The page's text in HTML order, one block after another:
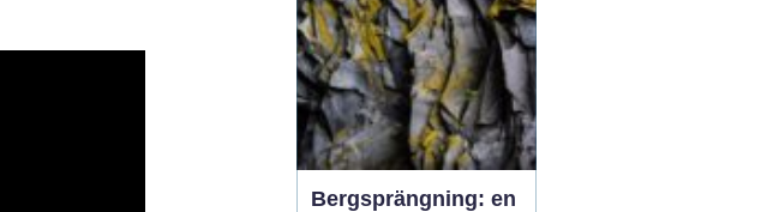
uppdateras i snabb takt
och kraven fr...
Bergsprängning: en